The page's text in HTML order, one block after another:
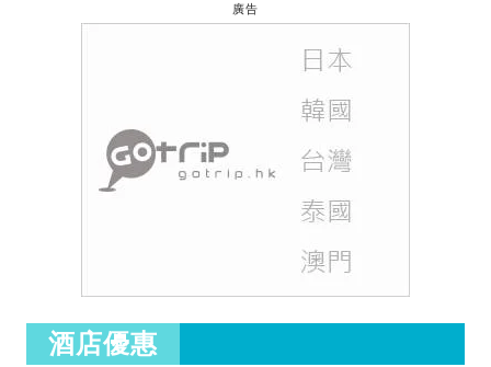
廣告
酒店優惠